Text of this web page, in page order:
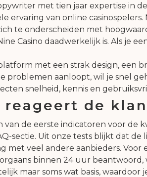
met tien jaar expertise in
ervaring van online
te onderscheiden met
Casino daadwerkelijk is. Als je
platform met een strak design,
problemen aanloopt, wil je snel
snelheid, kennis en
reageert de
van de eerste indicatoren voor de
sectie. Uit onze tests blijkt dat
met veel andere aanbieders.
binnen 24 uur
maar soms wat basis,